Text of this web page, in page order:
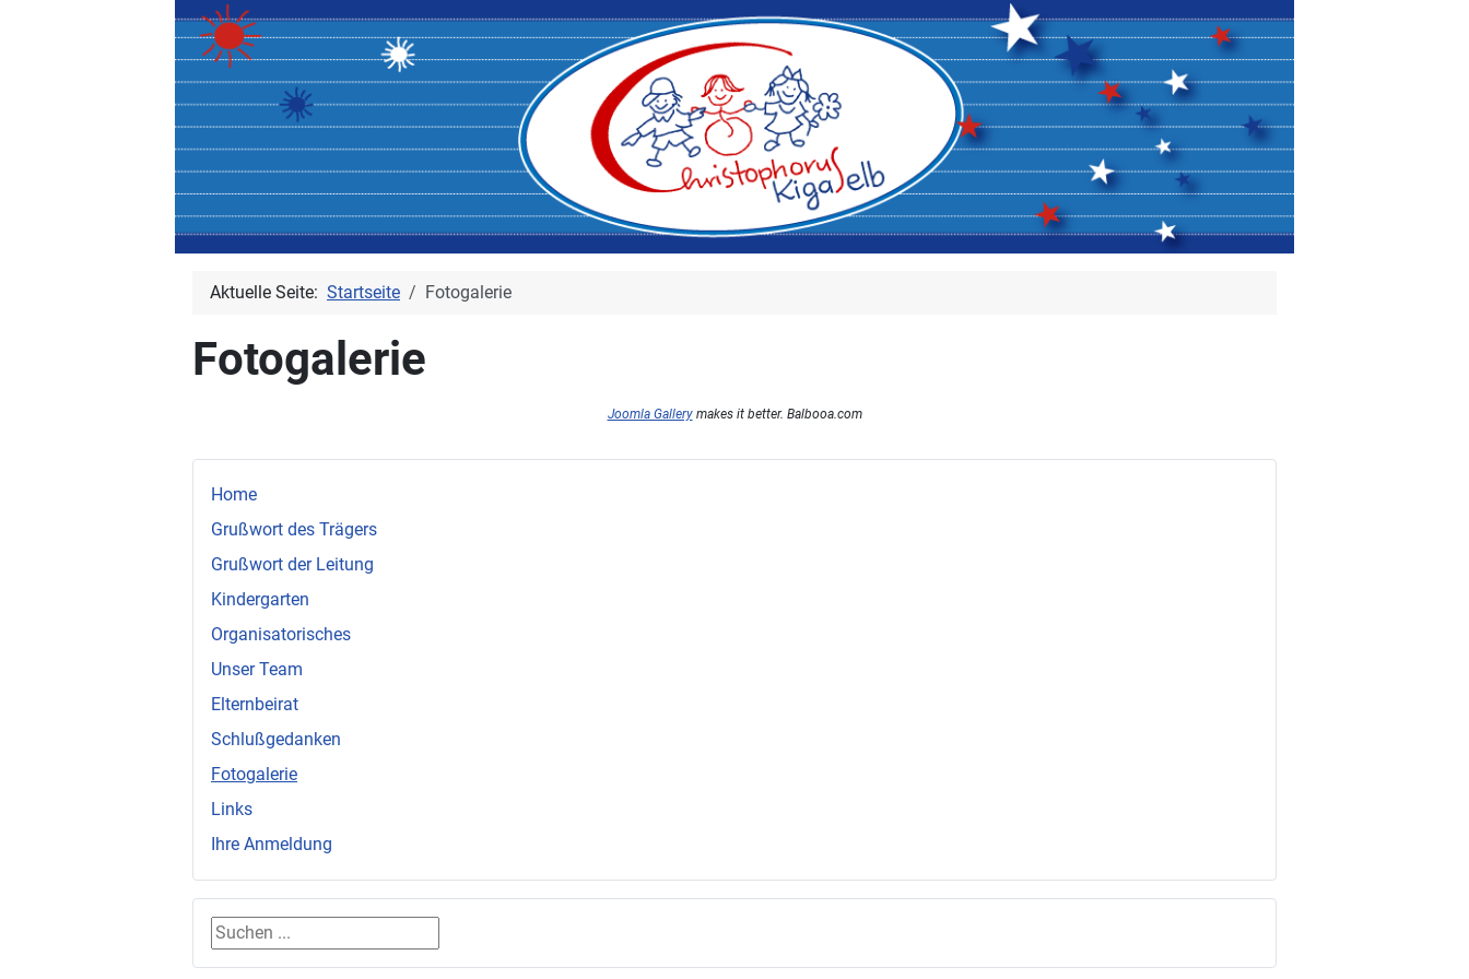
Home
Grußwort des Trägers
Grußwort der Leitung
Kindergarten
Organisatorisches
Unser Team
Elternbeirat
Schlußgedanken
Fotogalerie
Links
Ihre Anmeldung
Suchen ...
Aktuelle Seite: Startseite Fotogalerie
Fotogalerie
Joomla Gallerymakes it better. Balbooa.com